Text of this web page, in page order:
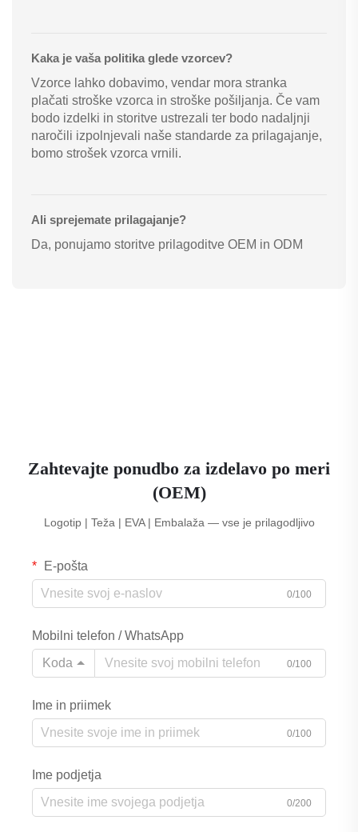
Kaka je vaša politika glede vzorcev?
Vzorce lahko dobavimo, vendar mora stranka
plačati stroške vzorca in stroške pošiljanja. Če vam
bodo izdelki in storitve ustrezali ter bodo nadaljnji
naročili izpolnjevali naše standarde za prilagajanje,
bomo strošek vzorca vrnili.
Ali sprejemate prilagajanje?
Da, ponujamo storitve prilagoditve OEM in ODM
Zahtevajte ponudbo za izdelavo po meri
(OEM)
Logotip | Teža | EVA | Embalaža — vse je prilagodljivo
E-pošta
0/100
Mobilni telefon / WhatsApp
Koda
0/100
Ime in priimek
0/100
Ime podjetja
0/200